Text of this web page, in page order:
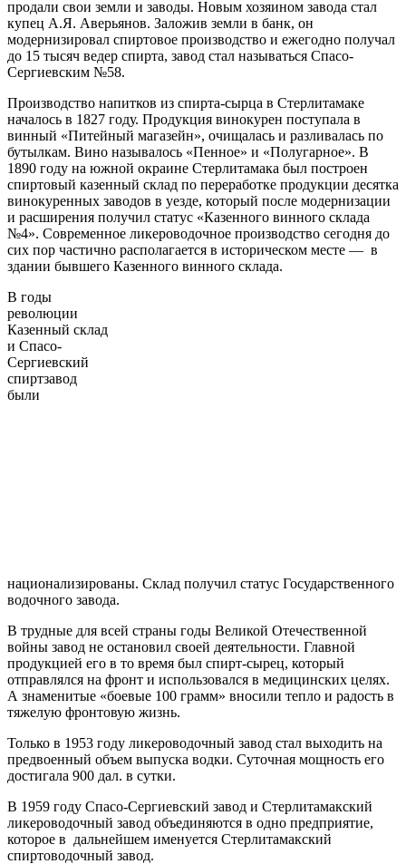
продали свои земли и заводы. Новым хозяином завода стал
купец А.Я. Аверьянов. Заложив земли в банк, он
модернизировал спиртовое производство и ежегодно получал
до 15 тысяч ведер спирта, завод стал называться Спасо-
Сергиевским №58.
Производство напитков из спирта-сырца в Стерлитамаке
началось в 1827 году. Продукция винокурен поступала в
винный «Питейный магазейн», очищалась и разливалась по
бутылкам. Вино называлось «Пенное» и «Полугарное». В
1890 году на южной окраине Стерлитамака был построен
спиртовый казенный склад по переработке продукции десятка
винокуренных заводов в уезде, который после модернизации
и расширения получил статус «Казенного винного склада
№4». Современное ликероводочное производство сегодня до
сих пор частично располагается в историческом месте — в
здании бывшего Казенного винного склада.
В годы
революции
Казенный склад
и Спасо-
Сергиевский
спиртзавод
были
национализированы. Склад получил статус Государственного
водочного завода.
В трудные для всей страны годы Великой Отечественной
войны завод не остановил своей деятельности. Главной
продукцией его в то время был спирт-сырец, который
отправлялся на фронт и использовался в медицинских целях.
А знаменитые «боевые 100 грамм» вносили тепло и радость в
тяжелую фронтовую жизнь.
Только в 1953 году ликероводочный завод стал выходить на
предвоенный объем выпуска водки. Суточная мощность его
достигала 900 дал. в сутки.
В 1959 году Спасо-Сергиевский завод и Стерлитамакский
ликероводочный завод объединяются в одно предприятие,
которое в дальнейшем именуется Стерлитамакский
спиртоводочный завод.